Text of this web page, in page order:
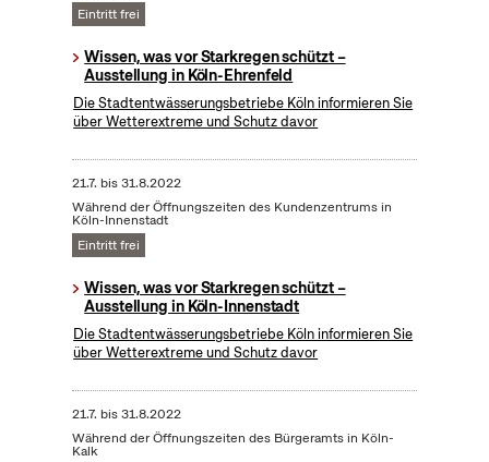
Eintritt frei
Wissen, was vor Starkregen schützt –
Ausstellung in Köln-Ehrenfeld
Die Stadtentwässerungsbetriebe Köln informieren Sie
über Wetterextreme und Schutz davor
21.7. bis31.8.2022
Während der Öffnungszeiten des Kundenzentrums in
Köln-Innenstadt
Eintritt frei
Wissen, was vor Starkregen schützt –
Ausstellung in Köln-Innenstadt
Die Stadtentwässerungsbetriebe Köln informieren Sie
über Wetterextreme und Schutz davor
21.7. bis31.8.2022
Während der Öffnungszeiten des Bürgeramts in Köln-
Kalk